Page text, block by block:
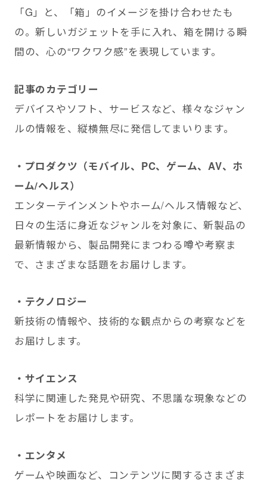
「G」と、「箱」のイメージを掛け合わせたも
の。新しいガジェットを手に入れ、箱を開ける瞬
間の、心の“ワクワク感”を表現しています。
記事のカテゴリー
デバイスやソフト、サービスなど、様々なジャン
ルの情報を、縦横無尽に発信してまいります。
・プロダクツ（モバイル、PC、ゲーム、AV、ホ
ーム/ヘルス）
エンターテインメントやホーム/ヘルス情報など、
日々の生活に身近なジャンルを対象に、新製品の
最新情報から、製品開発にまつわる噂や考察ま
で、さまざまな話題をお届けします。
・テクノロジー
新技術の情報や、技術的な観点からの考察などを
お届けします。
・サイエンス
科学に関連した発見や研究、不思議な現象などの
レポートをお届けします。
・エンタメ
ゲームや映画など、コンテンツに関するさまざま